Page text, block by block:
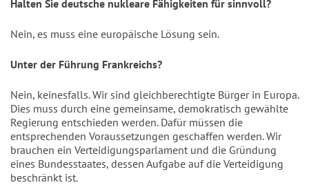
Halten Sie deutsche nukleare Fähigkeiten für sinnvoll?
Nein, es muss eine europäische Lösung sein.
Unter der Führung Frankreichs?
Nein, keinesfalls. Wir sind gleichberechtigte Bürger in Europa.
Dies muss durch eine gemeinsame, demokratisch gewählte
Regierung entschieden werden. Dafür müssen die
entsprechenden Voraussetzungen geschaffen werden. Wir
brauchen ein Verteidigungsparlament und die Gründung
eines Bundesstaates, dessen Aufgabe auf die Verteidigung
beschränkt ist.